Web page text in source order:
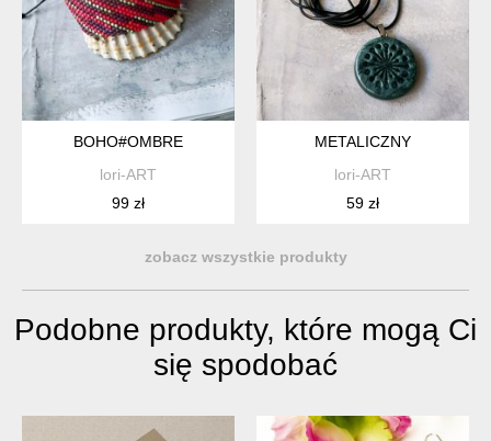
BOHO#OMBRE
lori-ART
99 zł
METALICZNY
lori-ART
59 zł
zobacz wszystkie produkty
Podobne produkty, które mogą Ci
się spodobać